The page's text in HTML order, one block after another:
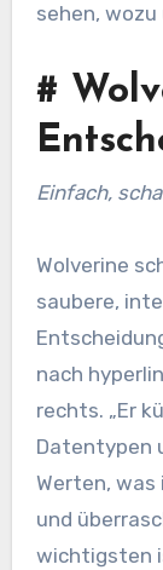
sehen,
#
Einfach,
Wolverine
saubere,
nach
rechts. „Er
Datentypen
Werten, was
und
wichtigsten